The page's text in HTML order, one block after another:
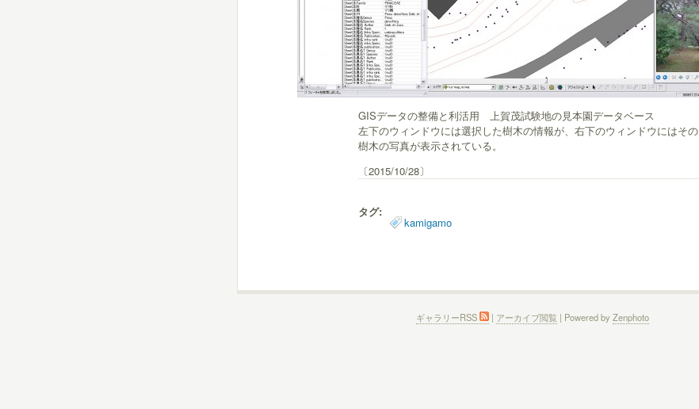
GISデータの整備と利活用 上賀茂試験地の見本園データベース
左下のウィンドウには選択した樹木の情報が、右下のウィンドウにはその
樹木の写真が表示されている。
〔2015/10/28〕
タグ:
kamigamo
ギャラリーRSS | アーカイブ閲覧 | Powered by Zenphoto